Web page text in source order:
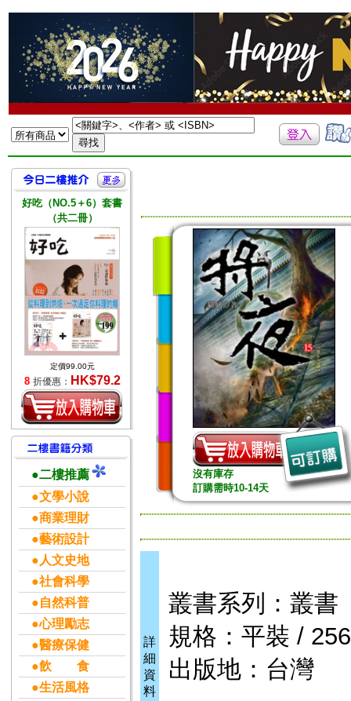
好吃（NO.5＋6）套書
（共二冊）
定價99.00元
8 折優惠： HK$79.2
●二樓推薦
●文學小說
●商業理財
●藝術設計
●人文史地
●社會科學
●自然科普
●心理勵志
●醫療保健
●飲 食
●生活風格
沒有庫存
訂購需時10-14天
詳
細
資
料
叢書系列：叢書
規格：平裝 /
出版地：台灣